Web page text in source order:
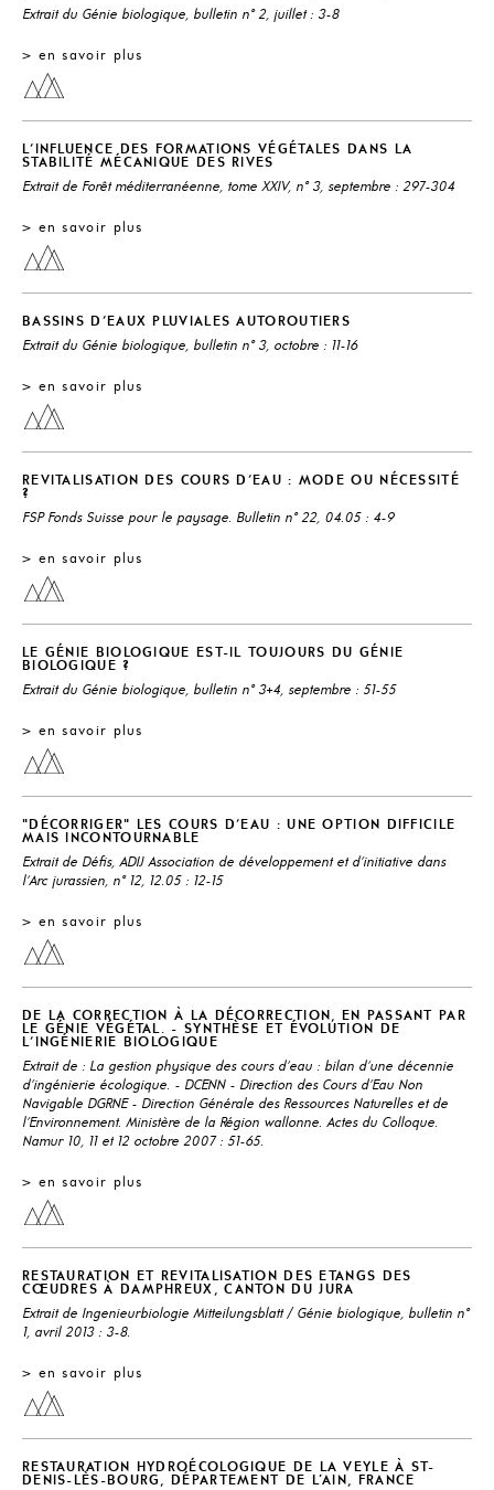
Extrait du Génie biologique, bulletin n° 2, juillet : 3-8
> en savoir plus
L'INFLUENCE DES FORMATIONS VÉGÉTALES DANS LA
STABILITÉ MÉCANIQUE DES RIVES
Extrait de Forêt méditerranéenne, tome XXIV, n° 3, septembre : 297-304
> en savoir plus
BASSINS D'EAUX PLUVIALES AUTOROUTIERS
Extrait du Génie biologique, bulletin n° 3, octobre : 11-16
> en savoir plus
REVITALISATION DES COURS D'EAU : MODE OU NÉCESSITÉ
?
FSP Fonds Suisse pour le paysage. Bulletin n° 22, 04.05 : 4-9
> en savoir plus
LE GÉNIE BIOLOGIQUE EST-IL TOUJOURS DU GÉNIE
BIOLOGIQUE ?
Extrait du Génie biologique, bulletin n° 3+4, septembre : 51-55
> en savoir plus
"DÉCORRIGER" LES COURS D'EAU : UNE OPTION DIFFICILE
MAIS INCONTOURNABLE
Extrait de Défis, ADIJ Association de développement et d'initiative dans
l'Arc jurassien, n° 12, 12.05 : 12-15
> en savoir plus
DE LA CORRECTION À LA DÉCORRECTION, EN PASSANT PAR
LE GÉNIE VÉGÉTAL. - SYNTHÈSE ET ÉVOLUTION DE
L'INGÉNIERIE BIOLOGIQUE
Extrait de : La gestion physique des cours d'eau : bilan d'une décennie
d'ingénierie écologique. - DCENN - Direction des Cours d'Eau Non
Navigable DGRNE - Direction Générale des Ressources Naturelles et de
l'Environnement. Ministère de la Région wallonne. Actes du Colloque.
Namur 10, 11 et 12 octobre 2007 : 51-65.
> en savoir plus
RESTAURATION ET REVITALISATION DES ETANGS DES
COEUDRES À DAMPHREUX, CANTON DU JURA
Extrait de Ingenieurbiologie Mitteilungsblatt / Génie biologique, bulletin n°
1, avril 2013 : 3-8.
> en savoir plus
RESTAURATION HYDROÉCOLOGIQUE DE LA VEYLE À ST-
DENIS-LÈS-BOURG, DÉPARTEMENT DE L’AIN, FRANCE